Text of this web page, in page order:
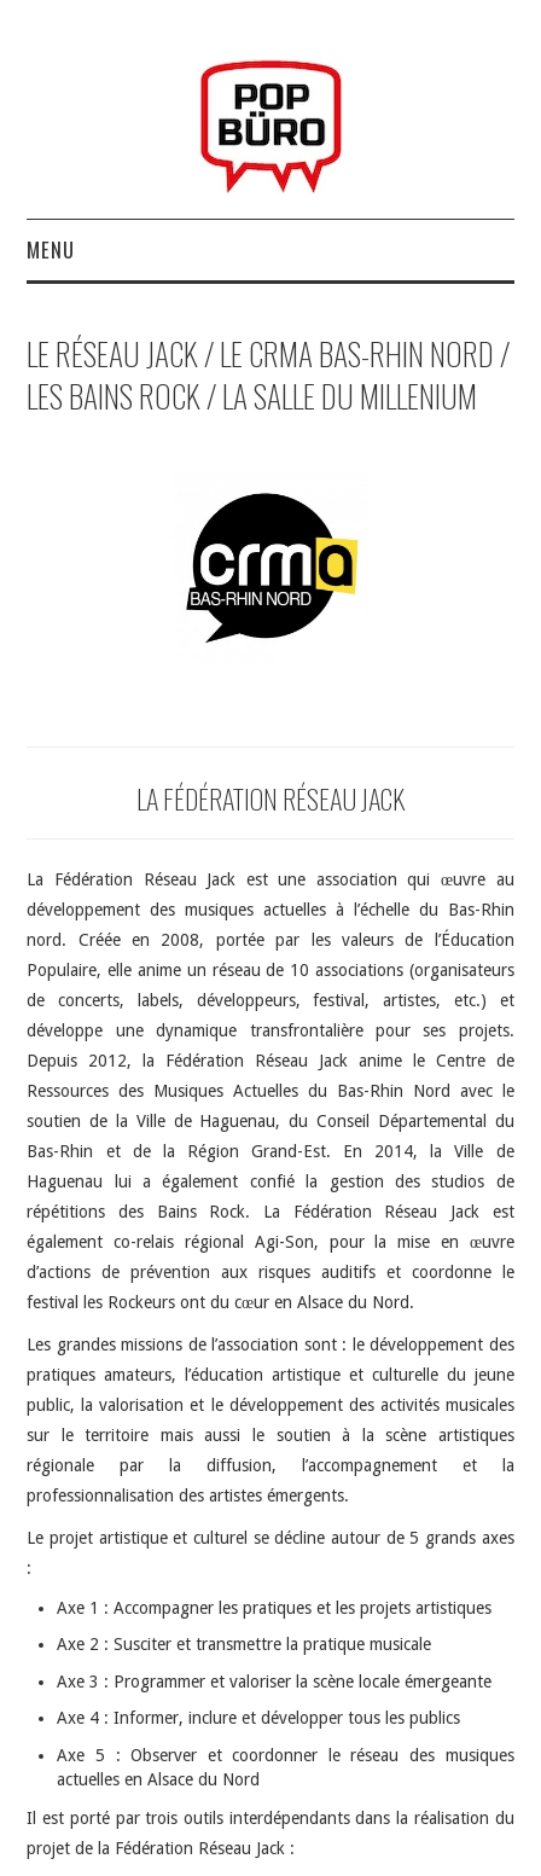
MENU
MUSIQUESACTUELLES.NET
LE RÉSEAU JACK / LE CRMA BAS-RHIN NORD /
LES BAINS ROCK / LA SALLE DU MILLENIUM
LA FÉDÉRATION RÉSEAU JACK
La Fédération Réseau Jack est une association qui œuvre au
développement des musiques actuelles à l’échelle du Bas-Rhin
nord. Créée en 2008, portée par les valeurs de l’Éducation
Populaire, elle anime un réseau de 10 associations (organisateurs
de concerts, labels, développeurs, festival, artistes, etc.) et
développe une dynamique transfrontalière pour ses projets.
Depuis 2012, la Fédération Réseau Jack anime le Centre de
Ressources des Musiques Actuelles du Bas-Rhin Nord avec le
soutien de la Ville de Haguenau, du Conseil Départemental du
Bas-Rhin et de la Région Grand-Est. En 2014, la Ville de
Haguenau lui a également confié la gestion des studios de
répétitions des Bains Rock. La Fédération Réseau Jack est
également co-relais régional Agi-Son, pour la mise en œuvre
d’actions de prévention aux risques auditifs et coordonne le
festival les Rockeurs ont du cœur en Alsace du Nord.
Les grandes missions de l’association sont : le développement des
pratiques amateurs, l’éducation artistique et culturelle du jeune
public, la valorisation et le développement des activités musicales
sur le territoire mais aussi le soutien à la scène artistiques
régionale par la diffusion, l’accompagnement et la
professionnalisation des artistes émergents.
Le projet artistique et culturel se décline autour de 5 grands axes
:
Axe 1 : Accompagner les pratiques et les projets artistiques
Axe 2 : Susciter et transmettre la pratique musicale
Axe 3 : Programmer et valoriser la scène locale émergeante
Axe 4 : Informer, inclure et développer tous les publics
Axe 5 : Observer et coordonner le réseau des musiques
actuelles en Alsace du Nord
Il est porté par trois outils interdépendants dans la réalisation du
projet de la Fédération Réseau Jack :